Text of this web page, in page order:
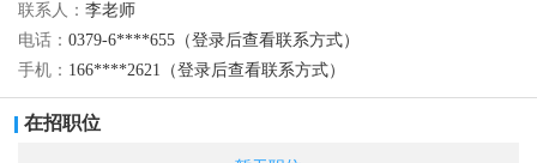
联系人： 李老师
电话： 0379-6****655（登录后查看联系方式）
手机： 166****2621（登录后查看联系方式）
在招职位